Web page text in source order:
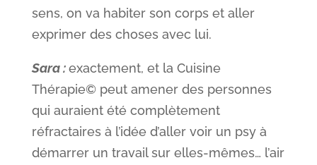
sens, on va habiter son corps et aller
exprimer des choses avec lui.
Sara : exactement, et la Cuisine
Thérapie© peut amener des personnes
qui auraient été complètement
réfractaires à l’idée d’aller voir un psy à
démarrer un travail sur elles-mêmes… l’air